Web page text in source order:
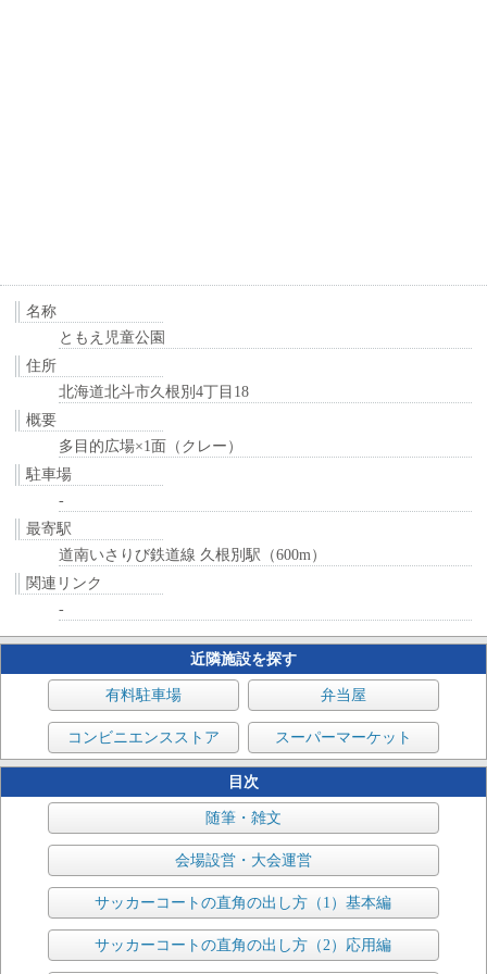
名称
ともえ児童公園
住所
北海道北斗市久根別4丁目18
概要
多目的広場×1面（クレー）
駐車場
-
最寄駅
道南いさりび鉄道線 久根別駅（600m）
関連リンク
-
近隣施設を探す
有料駐車場 弁当屋
コンビニエンスストア スーパーマーケット
目次
随筆・雑文
会場設営・大会運営
サッカーコートの直角の出し方（1）基本編
サッカーコートの直角の出し方（2）応用編